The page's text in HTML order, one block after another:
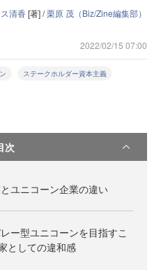
清香[著] /栗原 茂（Biz/Zine編集部）
2022/02/15 07:00
ステークホルダー資本主義
次
ユニコーン企業の違い
ー型ユニコーンを目指すこ
としての違和感